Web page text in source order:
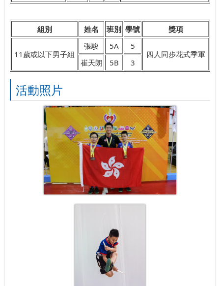
組別 姓名 班別 學號 獎項
11歲或以下男子組
張駿 5A
5
四人同步花式季軍
崔天朗
5B 3
活動照片